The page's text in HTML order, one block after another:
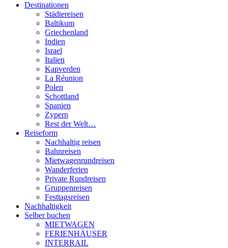
Destinationen
Städtereisen
Baltikum
Griechenland
Indien
Israel
Italien
Kapverden
La Réunion
Polen
Schottland
Spanien
Zypern
Rest der Welt…
Reiseform
Nachhaltig reisen
Bahnreisen
Mietwagenrundreisen
Wanderferien
Private Rundreisen
Gruppenreisen
Festtagsreisen
Nachhaltigkeit
Selber buchen
MIETWAGEN
FERIENHÄUSER
INTERRAIL